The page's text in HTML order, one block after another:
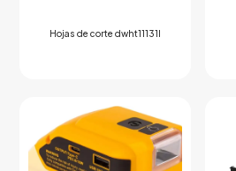
Hojas de corte dwht11131l